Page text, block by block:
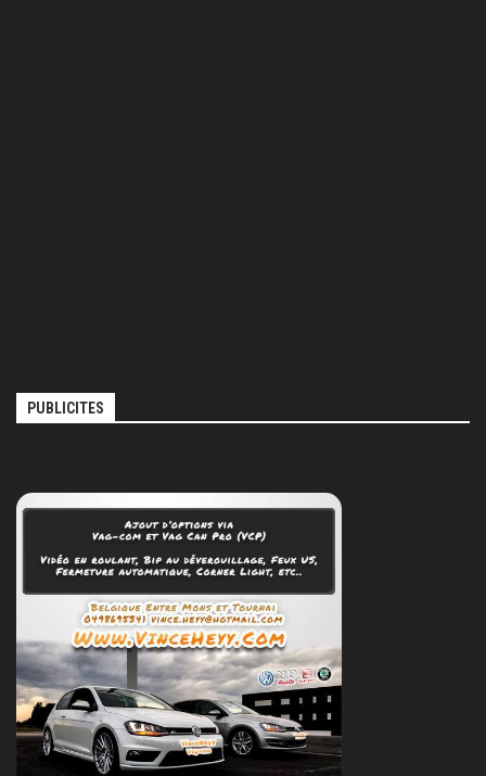
PUBLICITES